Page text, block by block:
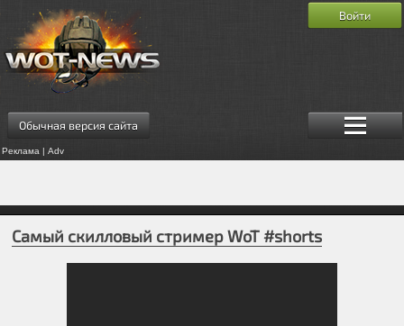
Обычная версия сайта
Реклама | Adv
Войти
Самый скилловый стример WoT #shorts